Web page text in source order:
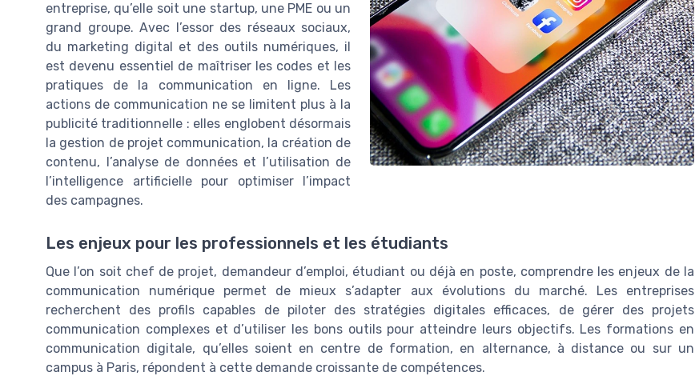
entreprise, qu’elle soit une startup, une PME ou un
grand groupe. Avec l’essor des réseaux sociaux,
du marketing digital et des outils numériques, il
est devenu essentiel de maîtriser les codes et les
pratiques de la communication en ligne. Les
actions de communication ne se limitent plus à la
publicité traditionnelle : elles englobent désormais
la gestion de projet communication, la création de
contenu, l’analyse de données et l’utilisation de
l’intelligence artificielle pour optimiser l’impact
des campagnes.
Les enjeux pour les professionnels et les étudiants
Que l’on soit chef de projet, demandeur d’emploi, étudiant ou déjà en poste, comprendre les enjeux de la
communication numérique permet de mieux s’adapter aux évolutions du marché. Les entreprises
recherchent des profils capables de piloter des stratégies digitales efficaces, de gérer des projets
communication complexes et d’utiliser les bons outils pour atteindre leurs objectifs. Les formations en
communication digitale, qu’elles soient en centre de formation, en alternance, à distance ou sur un
campus à Paris, répondent à cette demande croissante de compétences.